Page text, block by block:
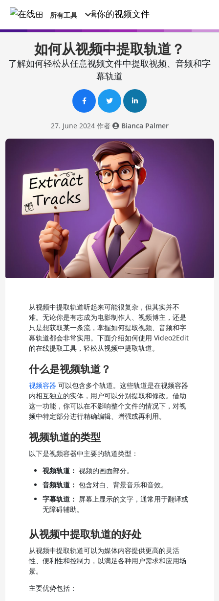
所有工具
如何从视频中提取轨道？
了解如何轻松从任意视频文件中提取视频、音频和字
幕轨道
27. June 2024 作者 Bianca Palmer
从视频中提取轨道听起来可能很复杂，但其实并不
难。无论你是有志成为电影制作人、视频博主，还是
只是想获取某一条流，掌握如何提取视频、音频和字
幕轨道都会非常实用。下面介绍如何使用 Video2Edit
的在线提取工具，轻松从视频中提取轨道。
什么是视频轨道？
视频容器 可以包含多个轨道。这些轨道是在视频容器
内相互独立的实体，用户可以分别提取和修改。借助
这一功能，你可以在不影响整个文件的情况下，对视
频中特定部分进行精确编辑、增强或再利用。
视频轨道的类型
以下是视频容器中主要的轨道类型：
视频轨道： 视频的画面部分。
音频轨道： 包含对白、背景音乐和音效。
字幕轨道： 屏幕上显示的文字，通常用于翻译或
无障碍辅助。
从视频中提取轨道的好处
从视频中提取轨道可以为媒体内容提供更高的灵活
性、便利性和控制力，以满足各种用户需求和应用场
景。
主要优势包括：